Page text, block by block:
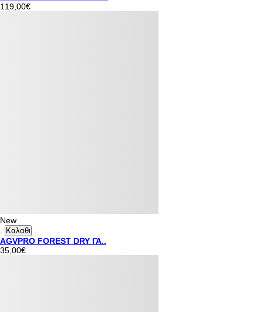
119,00€
New
Καλαθι
AGVPRO FOREST DRY ΓΑ..
35,00€